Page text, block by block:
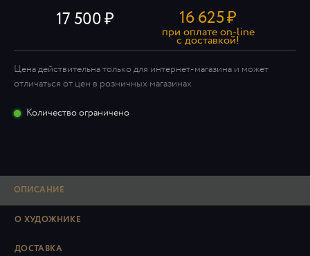
17 500 16 625₽
при оплате on-line
c доставкой!
Цена действительна только для интернет-магазина и может
отличаться от цен в розничных магазинах
Количество ограничено
ОПИСАНИЕ
О ХУДОЖНИКЕ
ДОСТАВКА